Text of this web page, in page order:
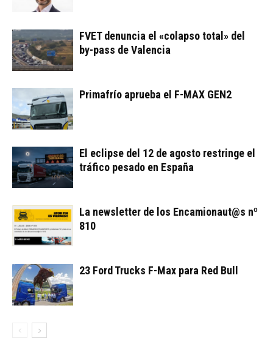
FVET denuncia el «colapso total» del
by-pass de Valencia
Primafrío aprueba el F-MAX GEN2
El eclipse del 12 de agosto restringe el
tráfico pesado en España
La newsletter de los Encamionaut@s nº
810
23 Ford Trucks F-Max para Red Bull